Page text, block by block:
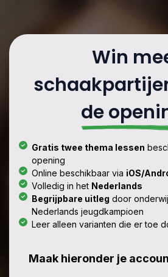
Win
de
Gratis twee thema lessen
opening
Online beschikbaar via iOS/
Volledig in het Nederlands
Begrijpbare uitleg door
Nederlands jeugdkampioen
Leer alleen varianten die er toe
Maak hieronder je